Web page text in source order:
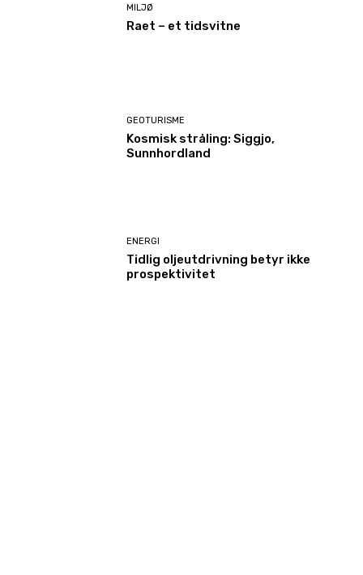
MILJØ
Raet – et tidsvitne
GEOTURISME
Kosmisk stråling: Siggjo,
Sunnhordland
ENERGI
Tidlig oljeutdrivning betyr ikke
prospektivitet